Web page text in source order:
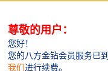
丰富的海外资源,我们力